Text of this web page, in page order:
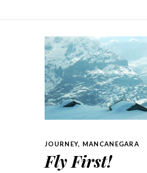
JOURNEY, MANCANEGARA
Fly First!